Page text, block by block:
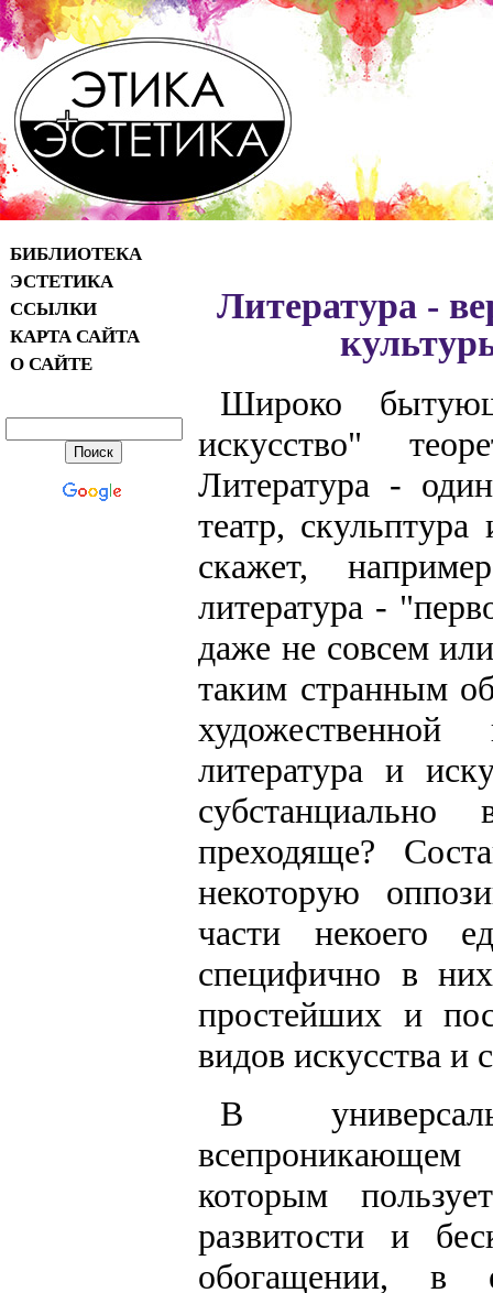
БИБЛИОТЕКА
ЭСТЕТИКА
ССЫЛКИ
КАРТА САЙТА
О САЙТЕ
Литература -
Широко
искусство"
Литература -
театр,
скажет,
литература -
даже не совсем
таким странным
литература и
преходяще?
некоторую
части некоего
специфично в
простейших и
видов искусства и
В
всепроникающем
которым
развитости и
обогащении, в